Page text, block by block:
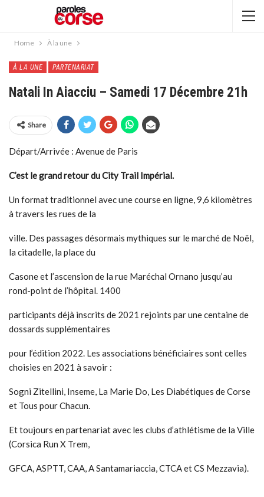
Home À la une
À LA UNE PARTENARIAT
Natali In Aiacciu – Samedi 17 Décembre 21h
Share
Départ/Arrivée : Avenue de Paris
C’est le grand retour du City Trail Impérial.
Un format traditionnel avec une course en ligne, 9,6 kilomètres
à travers les rues de la
ville. Des passages désormais mythiques sur le marché de Noël,
la citadelle, la place du
Casone et l’ascension de la rue Maréchal Ornano jusqu’au
rond-point de l’hôpital. 1400
participants déjà inscrits de 2021 rejoints par une centaine de
dossards supplémentaires
pour l’édition 2022. Les associations bénéficiaires sont celles
choisies en 2021 à savoir :
Sogni Zitellini, Inseme, La Marie Do, Les Diabétiques de Corse
et Tous pour Chacun.
Et toujours en partenariat avec les clubs d’athlétisme de la Ville
(Corsica Run X Trem,
GFCA, ASPTT, CAA, A Santamariaccia, CTCA et CS Mezzavia).